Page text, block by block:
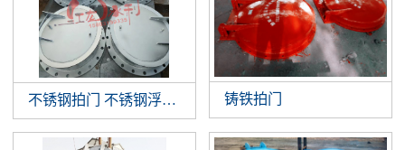
不锈钢拍门 不锈钢浮箱拍门 钢制拍门厂家批发
铸铁拍门